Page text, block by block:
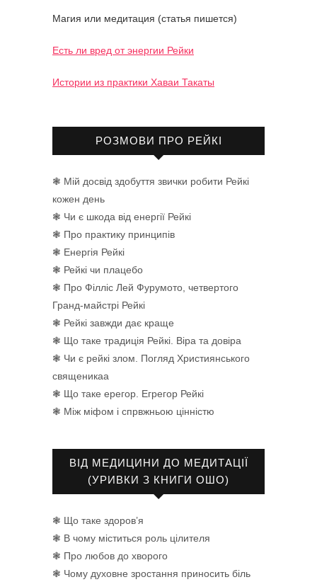
Магия или медитация (статья пишется)
Есть ли вред от энергии Рейки
Истории из практики Хаваи Такаты
РОЗМОВИ ПРО РЕЙКІ
❃ Мій досвід здобуття звички робити Рейкі
кожен день
❃ Чи є шкода від енергії Рейкі
❃ Про практику принципів
❃ Енергія Рейкі
❃ Рейкі чи плацебо
❃ Про Філліс Лей Фурумото, четвертого
Гранд-майстрі Рейкі
❃ Рейкі завжди дає краще
❃ Що таке традиція Рейкі. Віра та довіра
❃ Чи є рейкі злом. Погляд Християнського
священикаа
❃ Що таке ерегор. Егрегор Рейкі
❃ Між міфом і спрвжньою цінністю
ВІД МЕДИЦИНИ ДО МЕДИТАЦІЇ
(УРИВКИ З КНИГИ ОШО)
❃ Що таке здоров’я
❃ В чому міститься роль цілителя
❃ Про любов до хворого
❃ Чому духовне зростання приносить біль